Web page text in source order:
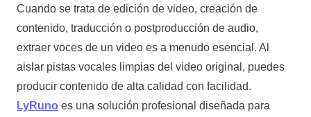
Cuando se trata de edición de video, creación de
contenido, traducción o postproducción de audio,
extraer voces de un video es a menudo esencial. Al
aislar pistas vocales limpias del video original, puedes
producir contenido de alta calidad con facilidad.
LyRuno es una solución profesional diseñada para